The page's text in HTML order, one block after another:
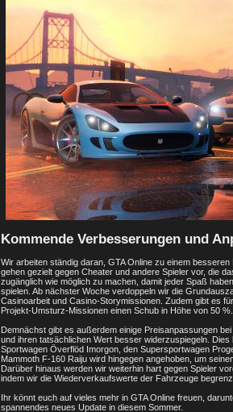
Kommende Verbesserungen und
Wir arbeiten ständig daran, GTA Online zu einem
gehen gezielt gegen Cheater und andere Spieler vor, die
zugänglich wie möglich zu machen, damit jeder Spaß
spielen. Ab nächster Woche verdoppeln wir die
Casinoarbeit und Casino-Storymissionen. Zudem gibt es
Projekt-Umsturz-Missionen einen Schub in Höhe von 50 %.
Demnächst gibt es außerdem einige Preisanpassungen
und ihren tatsächlichen Wert besser widerzuspiegeln.
Sportwagen Överflöd Imorgon, den Supersportwagen
Mammoth F-160 Raiju wird hingegen angehoben, um
Darüber hinaus werden wir weiterhin hart gegen Spieler
indem wir die Wiederverkaufswerte der Fahrzeuge
Ihr könnt euch auf vieles mehr in GTA Online freuen,
spannendes neues Update in diesem Sommer.